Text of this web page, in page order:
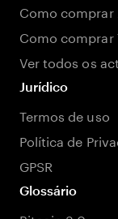
Como comprar
Como comprar
Ver todos os
Jurídico
Termos de uso
Política de
GPSR
Glossário